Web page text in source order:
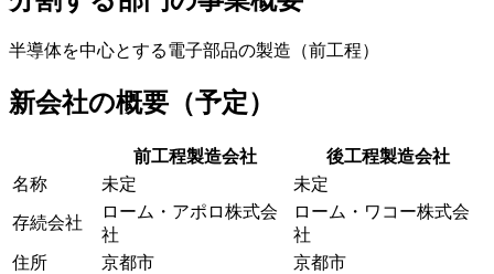
半導体を中心とする電子部品の製造（前工程）
新会社の概要（予定）
前工程製造会社
後工程製造会社
名称
未定 未定
存続会社
ローム・アポロ株式会
社
ローム・ワコー株式会
社
住所
京都市
京都市